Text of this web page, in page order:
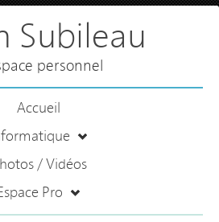
Subileau
personnel
Accueil
/ Vidéos
Pro